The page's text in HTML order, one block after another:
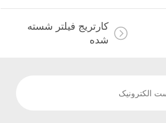
کارتریج فیلتر شسته
شده